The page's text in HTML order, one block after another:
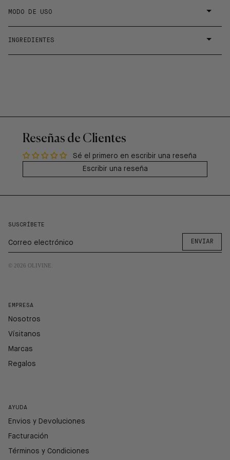
MODO DE USO
INGREDIENTES
Reseñas de Clientes
Sé el primero en escribir una reseña
Escribir una reseña
SUSCRÍBETE
ENVIAR
© 2026 OLIVINE
EMPRESA
Nosotros
Vísitanos
Marcas
Regalos
AYUDA
Envios y Devoluciones
Facturación
Términos y Condiciones